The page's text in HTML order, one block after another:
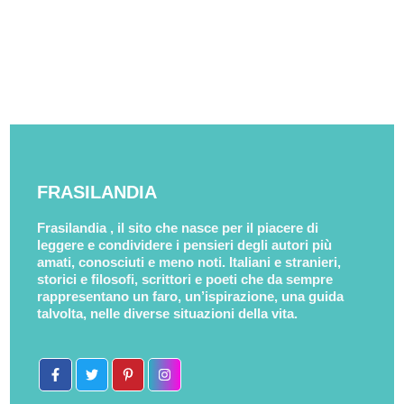
FRASILANDIA
Frasilandia , il sito che nasce per il piacere di
leggere e condividere i pensieri degli autori più
amati, conosciuti e meno noti. Italiani e stranieri,
storici e filosofi, scrittori e poeti che da sempre
rappresentano un faro, un’ispirazione, una guida
talvolta, nelle diverse situazioni della vita.